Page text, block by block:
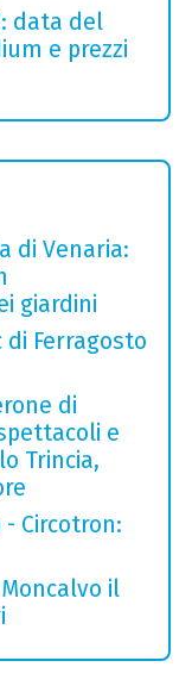
data del
e prezzi
di Venaria:
giardini
di Ferragosto
di
e
Trincia,
Circotron:
il